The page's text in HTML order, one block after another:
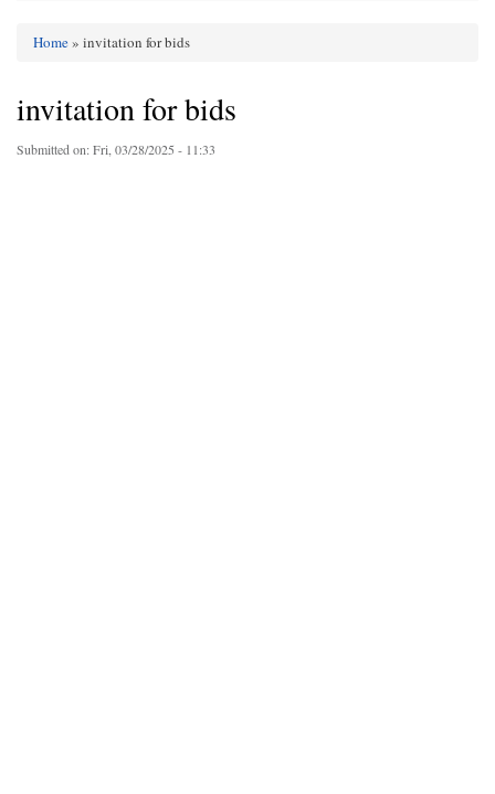
Home» invitation for bids
invitation for bids
Submitted on:Fri, 03/28/2025 - 11:33